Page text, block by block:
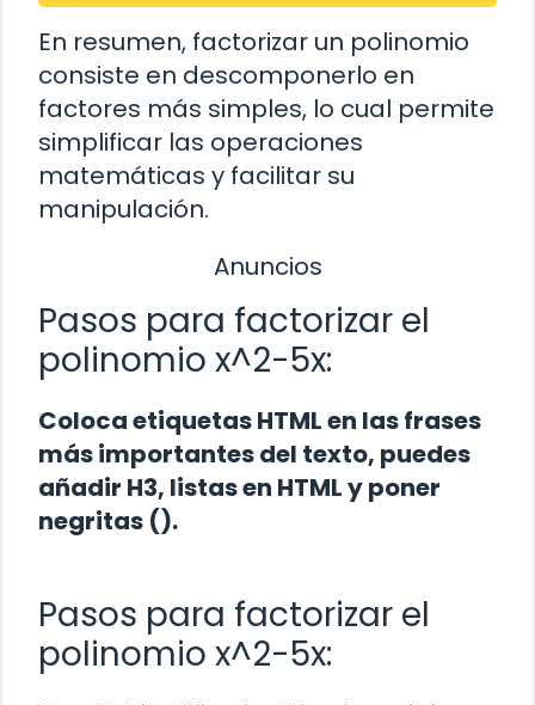
En resumen, factorizar un polinomio
consiste en descomponerlo en
factores más simples, lo cual permite
simplificar las operaciones
matemáticas y facilitar su
manipulación.
Anuncios
Pasos para factorizar el
polinomio x^2-5x:
Coloca etiquetas HTMLen las frases
más importantes del texto, puedes
añadir H3, listas en HTML y poner
negritas ().
Pasos para factorizar el
polinomio x^2-5x: